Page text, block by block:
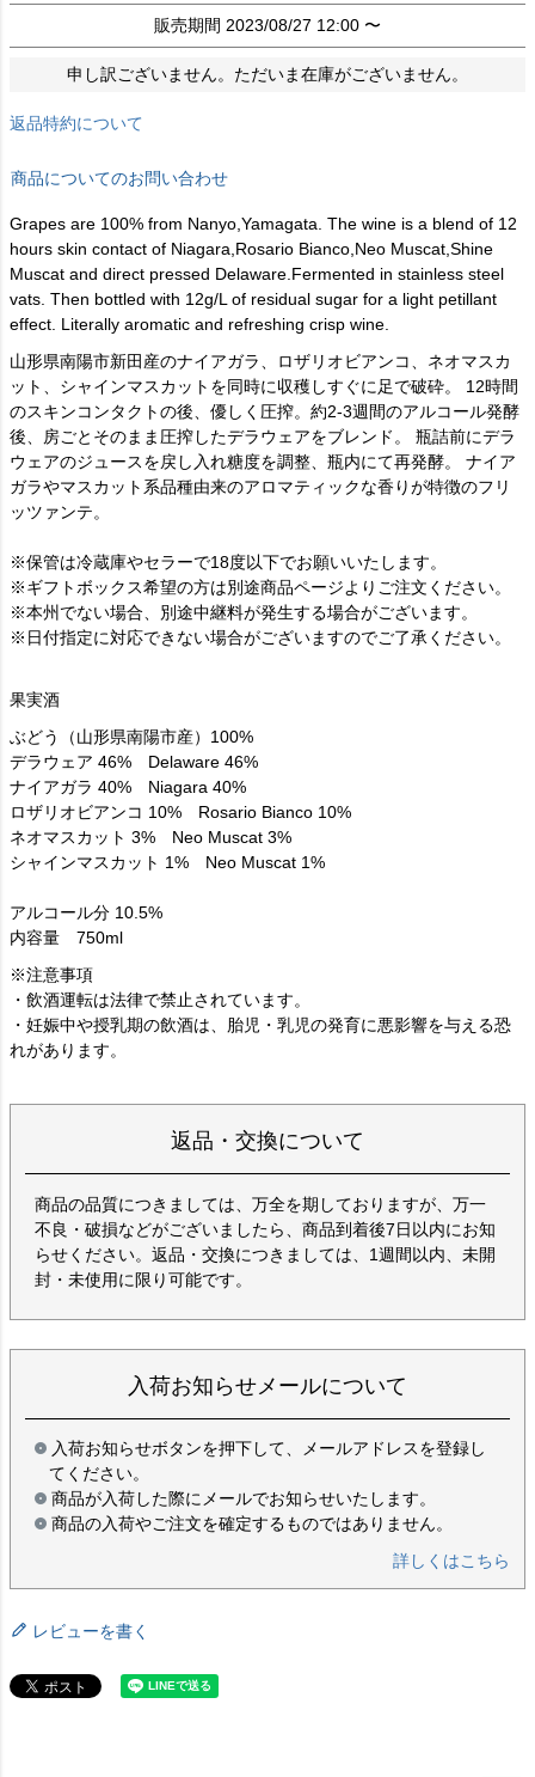
販売期間 2023/08/27 12:00 〜
申し訳ございません。ただいま在庫がございません。
返品特約について
商品についてのお問い合わせ
Grapes are 100% from Nanyo,Yamagata. The wine is a blend of 12
hours skin contact of Niagara,Rosario Bianco,Neo Muscat,Shine
Muscat and direct pressed Delaware.Fermented in stainless steel
vats. Then bottled with 12g/L of residual sugar for a light petillant
effect. Literally aromatic and refreshing crisp wine.
山形県南陽市新田産のナイアガラ、ロザリオビアンコ、ネオマスカ
ット、シャインマスカットを同時に収穫しすぐに足で破砕。 12時間
のスキンコンタクトの後、優しく圧搾。約2-3週間のアルコール発酵
後、房ごとそのまま圧搾したデラウェアをブレンド。 瓶詰前にデラ
ウェアのジュースを戻し入れ糖度を調整、瓶内にて再発酵。 ナイア
ガラやマスカット系品種由来のアロマティックな香りが特徴のフリ
ッツァンテ。
※保管は冷蔵庫やセラーで18度以下でお願いいたします。
※ギフトボックス希望の方は別途商品ページよりご注文ください。
※本州でない場合、別途中継料が発生する場合がございます。
※日付指定に対応できない場合がございますのでご了承ください。
果実酒
ぶどう（山形県南陽市産）100%
デラウェア 46% Delaware 46%
ナイアガラ 40% Niagara 40%
ロザリオビアンコ 10% Rosario Bianco 10%
ネオマスカット 3% Neo Muscat 3%
シャインマスカット 1% Neo Muscat 1%
アルコール分 10.5%
内容量 750ml
※注意事項
・飲酒運転は法律で禁止されています。
・妊娠中や授乳期の飲酒は、胎児・乳児の発育に悪影響を与える恐
れがあります。
返品・交換について
商品の品質につきましては、万全を期しておりますが、万一
不良・破損などがございましたら、商品到着後7日以内にお知
らせください。返品・交換につきましては、1週間以内、未開
封・未使用に限り可能です。
入荷お知らせメールについて
入荷お知らせボタンを押下して、メールアドレスを登録し
てください。
商品が入荷した際にメールでお知らせいたします。
商品の入荷やご注文を確定するものではありません。
詳しくはこちら
レビューを書く